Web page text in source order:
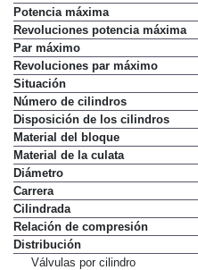
Potencia máxima
Revoluciones potencia máxima
Par máximo
Revoluciones par máximo
Situación
Número de cilindros
Disposición de los cilindros
Material del bloque
Material de la culata
Diámetro
Carrera
Cilindrada
Relación de compresión
Distribución
Válvulas por cilindro